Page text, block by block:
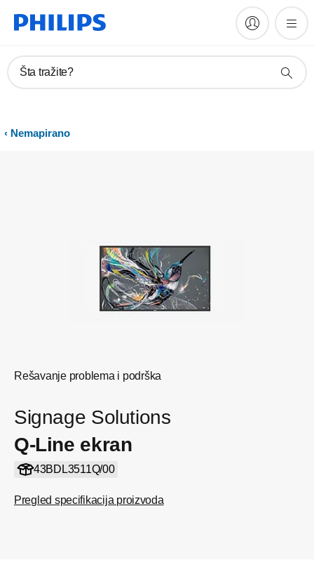
Šta tražite?
Nemapirano
Rešavanje problema i podrška
Signage Solutions
Q-Line ekran
43BDL3511Q/00
Pregled specifikacija proizvoda
Registrujte proizvod